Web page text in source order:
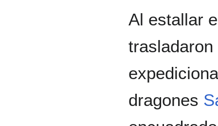
Al estallar
dragones